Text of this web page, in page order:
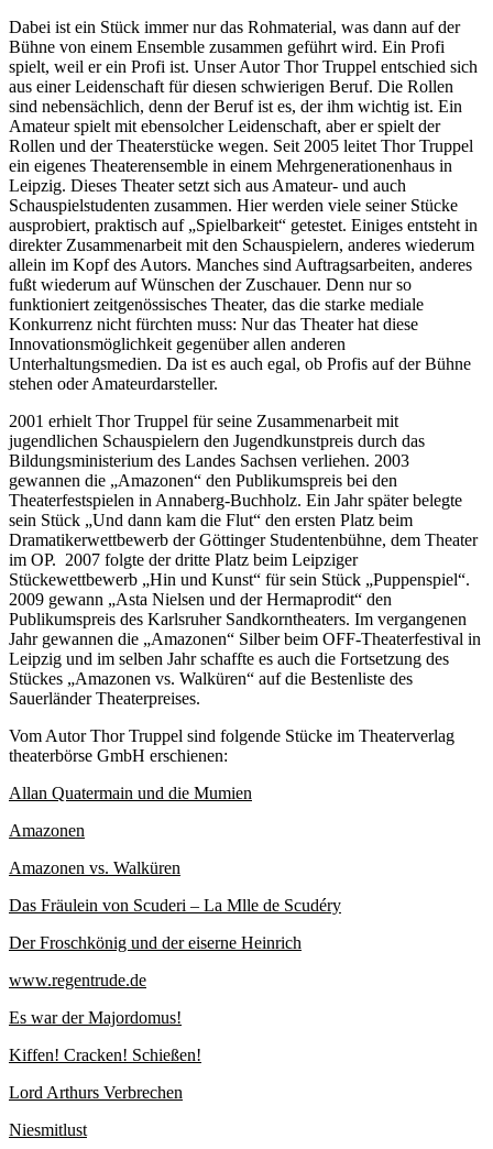
Dabei ist ein Stück immer nur das Rohmaterial, was dann auf der
Bühne von einem Ensemble zusammen geführt wird. Ein Profi
spielt, weil er ein Profi ist. Unser Autor Thor Truppel entschied sich
aus einer Leidenschaft für diesen schwierigen Beruf. Die Rollen
sind nebensächlich, denn der Beruf ist es, der ihm wichtig ist. Ein
Amateur spielt mit ebensolcher Leidenschaft, aber er spielt der
Rollen und der Theaterstücke wegen. Seit 2005 leitet Thor Truppel
ein eigenes Theaterensemble in einem Mehrgenerationenhaus in
Leipzig. Dieses Theater setzt sich aus Amateur- und auch
Schauspielstudenten zusammen. Hier werden viele seiner Stücke
ausprobiert, praktisch auf „Spielbarkeit“ getestet. Einiges entsteht in
direkter Zusammenarbeit mit den Schauspielern, anderes wiederum
allein im Kopf des Autors. Manches sind Auftragsarbeiten, anderes
fußt wiederum auf Wünschen der Zuschauer. Denn nur so
funktioniert zeitgenössisches Theater, das die starke mediale
Konkurrenz nicht fürchten muss: Nur das Theater hat diese
Innovationsmöglichkeit gegenüber allen anderen
Unterhaltungsmedien. Da ist es auch egal, ob Profis auf der Bühne
stehen oder Amateurdarsteller.
2001 erhielt Thor Truppel für seine Zusammenarbeit mit
jugendlichen Schauspielern den Jugendkunstpreis durch das
Bildungsministerium des Landes Sachsen verliehen. 2003
gewannen die „Amazonen“ den Publikumspreis bei den
Theaterfestspielen in Annaberg-Buchholz. Ein Jahr später belegte
sein Stück „Und dann kam die Flut“ den ersten Platz beim
Dramatikerwettbewerb der Göttinger Studentenbühne, dem Theater
im OP. 2007 folgte der dritte Platz beim Leipziger
Stückewettbewerb „Hin und Kunst“ für sein Stück „Puppenspiel“.
2009 gewann „Asta Nielsen und der Hermaprodit“ den
Publikumspreis des Karlsruher Sandkorntheaters. Im vergangenen
Jahr gewannen die „Amazonen“ Silber beim OFF-Theaterfestival in
Leipzig und im selben Jahr schaffte es auch die Fortsetzung des
Stückes „Amazonen vs. Walküren“ auf die Bestenliste des
Sauerländer Theaterpreises.
Vom Autor Thor Truppel sind folgende Stücke im Theaterverlag
theaterbörse GmbH erschienen:
Allan Quatermain und die Mumien
Amazonen
Amazonen vs. Walküren
Das Fräulein von Scuderi – La Mlle de Scudéry
Der Froschkönig und der eiserne Heinrich
www.regentrude.de
Es war der Majordomus!
Kiffen! Cracken! Schießen!
Lord Arthurs Verbrechen
Niesmitlust